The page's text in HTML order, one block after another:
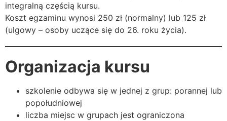
integralną częścią kursu.
Koszt egzaminu wynosi 250 zł (normalny) lub 125 zł
(ulgowy – osoby uczące się do 26. roku życia).
Organizacja kursu
szkolenie odbywa się w jednej z grup: porannej lub
popołudniowej
liczba miejsc w grupach jest ograniczona